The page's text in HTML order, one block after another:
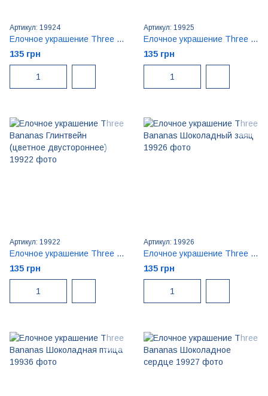
Артикул: 19924
Елочное украшение Three Bananas Рождественская улица (цветная двусторонняя)
135 грн
Артикул: 19925
Елочное украшение Three Bananas Имбирная луна
135 грн
Артикул: 19922
Елочное украшение Three Bananas Глинтвейн (цветное двустороннее)
135 грн
Артикул: 19926
Елочное украшение Three Bananas Шоколадный заяц
135 грн